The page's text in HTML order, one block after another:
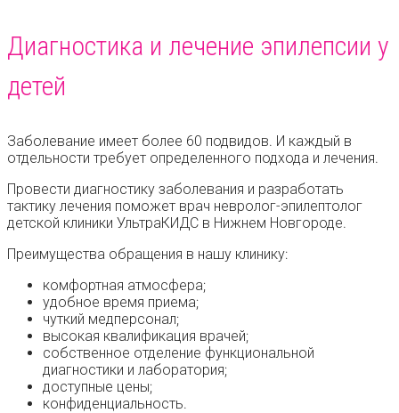
Диагностика и лечение эпилепсии у
детей
Заболевание имеет более 60 подвидов. И каждый в
отдельности требует определенного подхода и лечения.
Провести диагностику заболевания и разработать
тактику лечения поможет врач невролог-эпилептолог
детской клиники УльтраКИДС в Нижнем Новгороде.
Преимущества обращения в нашу клинику:
комфортная атмосфера;
удобное время приема;
чуткий медперсонал;
высокая квалификация врачей;
собственное отделение функциональной
диагностики и лаборатория;
доступные цены;
конфиденциальность.